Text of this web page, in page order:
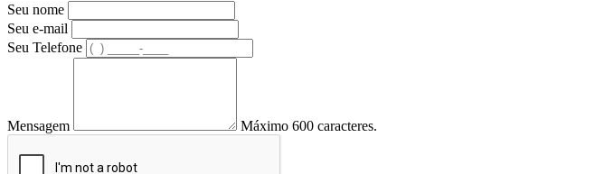
Seu nome
Seu e-mail
Seu Telefone
Mensagem Máximo 600 caracteres.